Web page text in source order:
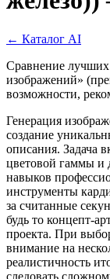
← Каталог AI
Сравнение лучших
изображений»
возможности,
Генерация
создание
описания. Задача
цветовой гаммы и
навыков
инструменты
за считанные
будь то концепт-
проекта. При
внимание на
реалистичность
следовать